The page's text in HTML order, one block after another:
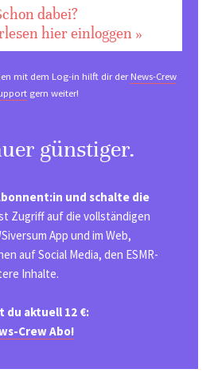
dabei?
hier einloggen »
mit dem Log-in hilft dir derNews-Crew
gern weiter!
günstiger.
und schalte die
Zugriff auf die vollständigen
App und im Web,
auf Social Media, den ESMR-
Inhalte.
du aktuell 12 €:
Crew Abo!